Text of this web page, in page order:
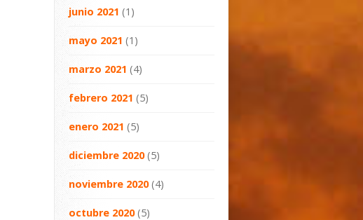
junio 2021 (1)
mayo 2021 (1)
marzo 2021 (4)
febrero 2021 (5)
enero 2021 (5)
diciembre 2020(5)
noviembre 2020(4)
octubre 2020(5)